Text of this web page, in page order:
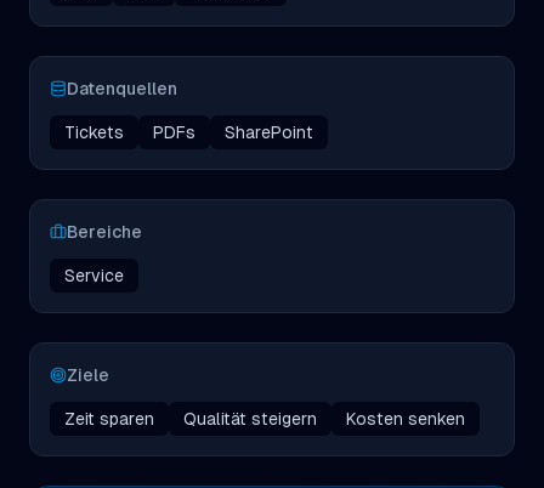
Datenquellen
Tickets PDFs SharePoint
Bereiche
Service
Ziele
Zeit sparen Qualität steigern Kosten senken